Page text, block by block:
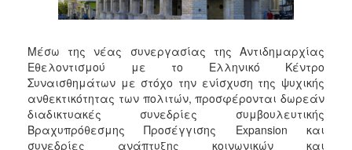
Μέσω της νέας συνεργασίας της Αντιδημαρχίας
Εθελοντισμού με το Ελληνικό Κέντρο
Συναισθημάτων με στόχο την ενίσχυση της ψυχικής
ανθεκτικότητας των πολιτών, προσφέρονται δωρεάν
διαδικτυακές συνεδρίες συμβουλευτικής
Βραχυπρόθεσμης Προσέγγισης Expansion και
συνεδρίες ανάπτυξης κοινωνικών και